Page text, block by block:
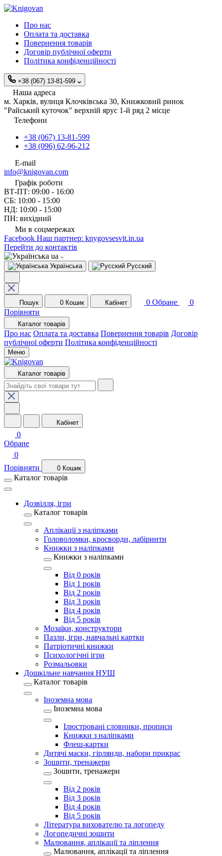
Про нас
Оплата та доставка
Повернення товарів
Договір публічної оферти
Політика конфіденційності
+38 (067) 13-81-599
Наша адреса
м. Харків, вулиця Клочківська 30, Книжковий ринок
"Райський куточок" верхній ярус 1-й ряд 2 місце
Телефони
+38 (067) 13-81-599
+38 (096) 62-96-212
E-mail
info@knigovan.com
Графік роботи
ВТ-ПТ: 09:00 - 16:00
СБ: 10:00 - 15:00
НД: 10:00 - 15:00
ПН: вихідний
Ми в соцмережах
Facebook Наш партнер: knygovsesvit.in.ua
Перейти до контактів
ua
Українська Русский
Пошук 0 Кошик Кабінет 0 Обране
0
Порівняти
Каталог товарів
Про нас Оплата та доставка Повернення товарів Договір
публічної оферти Політика конфіденційності
Меню
Каталог товарів
Кабінет
0
Обране
0
Порівняти
0 Кошик
Каталог товарів
Дозвілля, ігри
Каталог товарів
Аплікації з наліпками
Головоломки, кросворди, лабіринти
Книжки з наліпками
Книжки з наліпками
Від 0 років
Від 1 років
Від 2 років
Від 3 років
Від 4 років
Від 5 років
Мозаїки, конструктори
Пазли, ігри, навчальні картки
Патріотичні книжки
Психологічні ігри
Розмальовки
Дошкільне навчання НУШ
Каталог товарів
Іноземна мова
Іноземна мова
Ілюстровані словники, прописи
Книжки з наліпками
Флеш-картки
Дитячі маски, гірлянди, набори прикрас
Зошити, тренажери
Зошити, тренажери
Від 2 років
Від 3 років
Від 4 років
Від 5 років
Література вихователю та логопеду
Логопедичні зошити
Малювання, аплікації та ліплення
Малювання, аплікації та ліплення